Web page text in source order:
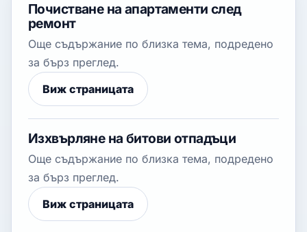
Почистване на апартаменти след
ремонт
Още съдържание по близка тема, подредено
за бърз преглед.
Виж страницата
Изхвърляне на битови отпадъци
Още съдържание по близка тема, подредено
за бърз преглед.
Виж страницата